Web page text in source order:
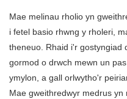
Mae melinau rholio yn
i fetel basio rhwng y rholeri,
theneuo. Rhaid i'r gostyngiad
gormod o drwch mewn un
ymylon, a gall orlwytho'r
Mae gweithredwyr medrus